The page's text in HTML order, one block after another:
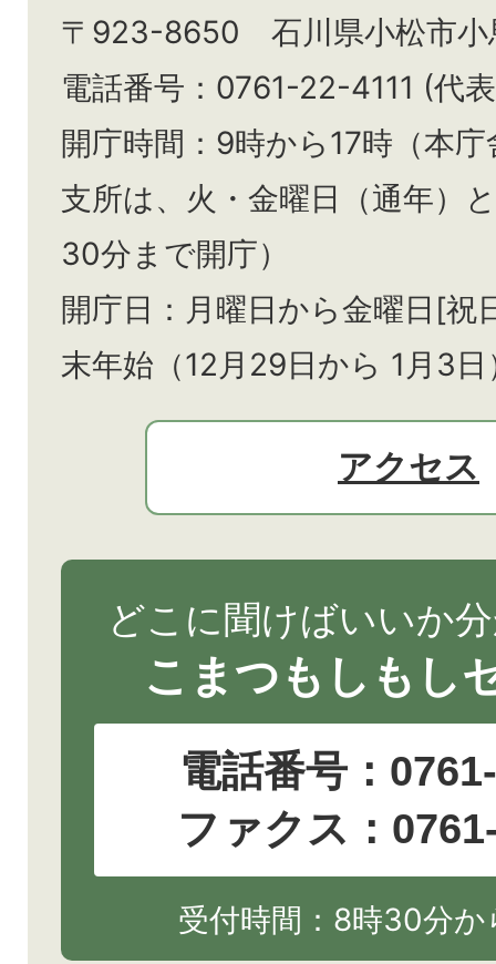
〒923-8650 石川県小松市小
電話番号：0761-22-4111 (代
開庁時間：9時から17時（本
支所は、火・金曜日（通年）と
30分まで開庁）
開庁日：月曜日から金曜日[祝
末年始（12月29日から 1月3
アクセス
どこに聞けばいいか
こまつもしもし
電話番号：
ファクス：
受付時間：8時30分